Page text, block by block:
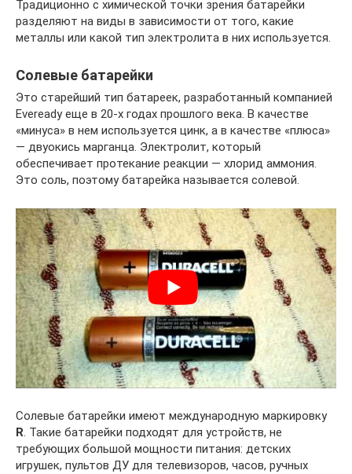
Традиционно с химической точки зрения батарейки
разделяют на виды в зависимости от того, какие
металлы или какой тип электролита в них используется.
Солевые батарейки
Это старейший тип батареек, разработанный компанией
Eveready еще в 20-х годах прошлого века. В качестве
«минуса» в нем используется цинк, а в качестве «плюса»
— двуокись марганца. Электролит, который
обеспечивает протекание реакции — хлорид аммония.
Это соль, поэтому батарейка называется солевой.
Солевые батарейки имеют международную маркировку
R. Такие батарейки подходят для устройств, не
требующих большой мощности питания: детских
игрушек, пультов ДУ для телевизоров, часов, ручных